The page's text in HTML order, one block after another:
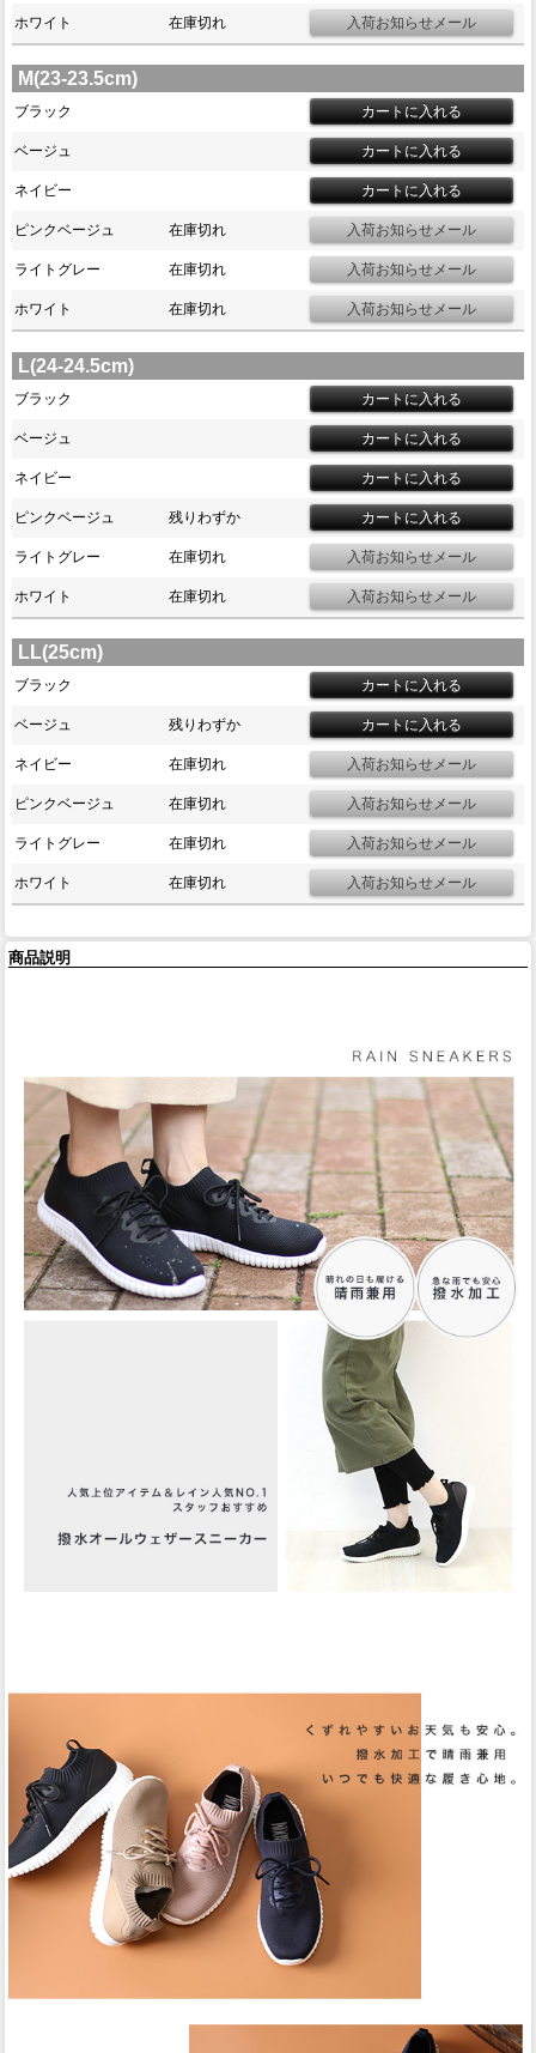
ホワイト 在庫切れ
M(23-23.5cm)
ブラック
ベージュ
ネイビー
ピンクベージュ 在庫切れ
ライトグレー 在庫切れ
ホワイト 在庫切れ
L(24-24.5cm)
ブラック
ベージュ
ネイビー
ピンクベージュ 残りわずか
ライトグレー 在庫切れ
ホワイト 在庫切れ
LL(25cm)
ブラック
ベージュ 残りわずか
ネイビー 在庫切れ
ピンクベージュ 在庫切れ
ライトグレー 在庫切れ
ホワイト 在庫切れ
商品説明